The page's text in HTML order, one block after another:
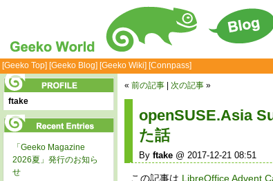
[Geeko Top] [Geeko Blog] [Geeko Wiki] [Connpass]
« 前の記事 次の記事 »
openSUSE.Asia
た話
By ftake@ 2017-12-21 08:51
この記事は LibreOffice Advent
ftake
「Geeko Magazine
2026夏」発行のお知ら
せ